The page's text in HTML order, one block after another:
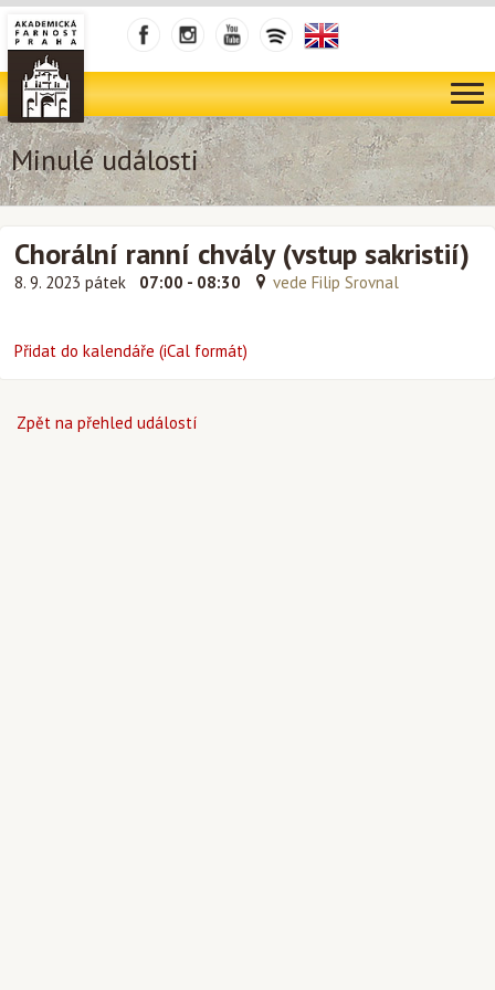
Minulé události
Chorální ranní chvály (vstup sakristií)
8. 9. 2023 pátek 07:00 - 08:30 vede Filip Srovnal
Přidat do kalendáře (iCal formát)
Zpět na přehled událostí